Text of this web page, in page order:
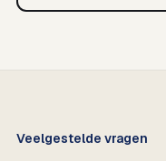
Veelgestelde vragen